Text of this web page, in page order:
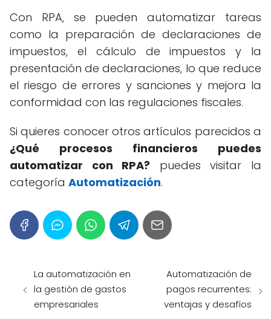
Con RPA, se pueden automatizar tareas
como la preparación de declaraciones de
impuestos, el cálculo de impuestos y la
presentación de declaraciones, lo que reduce
el riesgo de errores y sanciones y mejora la
conformidad con las regulaciones fiscales.
Si quieres conocer otros artículos parecidos a
¿Qué procesos financieros puedes
automatizar con RPA? puedes visitar la
categoría Automatización.
La automatización en
la gestión de gastos
empresariales
Automatización de
pagos recurrentes:
ventajas y desafíos